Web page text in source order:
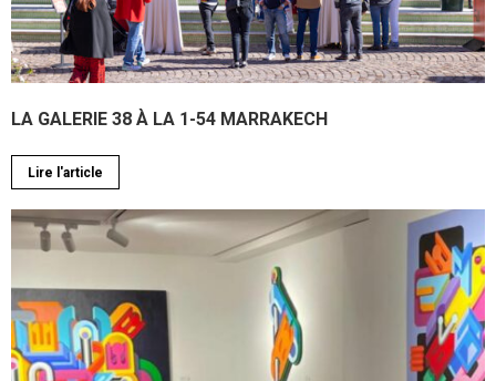
LA GALERIE 38 À LA 1-54 MARRAKECH
Lire l'article